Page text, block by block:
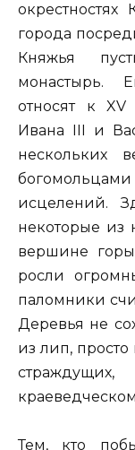
окрестностях
города
Княжья
монастырь.
относят к
Ивана III и
нескольких
исцелений.
некоторые
вершине
росли
паломники
Деревья не
из лип,
Тем, кто